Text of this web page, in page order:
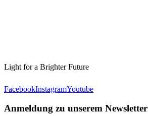
Light for a Brighter Future
FacebookInstagramYoutube
Anmeldung zu unserem Newsletter